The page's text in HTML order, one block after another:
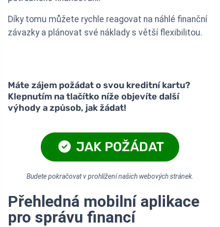
Díky tomu můžete rychle reagovat na náhlé finanční
závazky a plánovat své náklady s větší flexibilitou.
Máte zájem požádat o svou kreditní kartu?
Klepnutím na tlačítko níže objevíte další
výhody a způsob, jak žádat!
JAK POŽÁDAT
Budete pokračovat v prohlížení našich webových stránek.
Přehledná mobilní aplikace
pro správu financí